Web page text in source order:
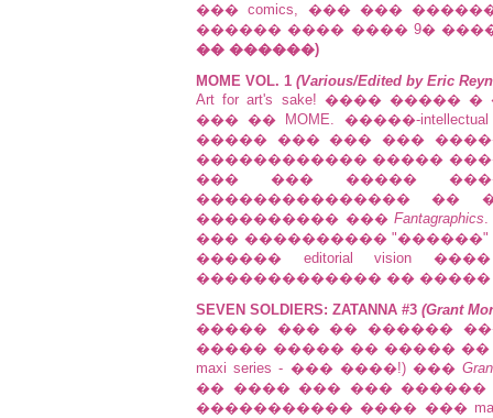
��� comics, ��� ���
������ ���� ���� 9�
�� ������)
MOME VOL. 1 (Various/Edited by Eric
Art for art's sake! ����
��� �� MOME. �����-
����� ��� ��� ���
������������ �����
��� ��� �����
��������������� ��
���������� ���Fantagraphics
��� ����������
������ editorial vision
������������� �� ����� ��
SEVEN SOLDIERS: ZATANNA #3 (Grant
����� ��� �� ������
����� ����� �� ����� ��
maxi series - ��� ����!) ���
�� ���� ��� ���
����������� ���� ���